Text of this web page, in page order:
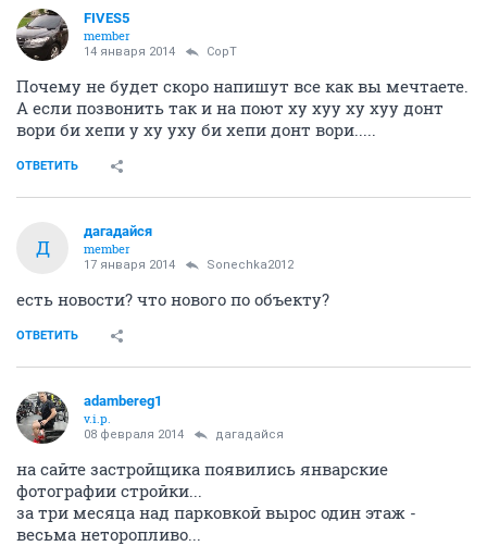
FIVES5
member
14 января 2014 CopT
Почему не будет скоро напишут все как вы мечтаете.
А если позвонить так и на поют ху хуу ху хуу донт
вори би хепи у ху уху би хепи донт вори.....
ОТВЕТИТЬ
Д
дагадайся
member
17 января 2014 Sonechka2012
есть новости? что нового по объекту?
ОТВЕТИТЬ
adambereg1
v.i.p.
08 февраля 2014 дагадайся
на сайте застройщика появились январские
фотографии стройки...
за три месяца над парковкой вырос один этаж -
весьма неторопливо...